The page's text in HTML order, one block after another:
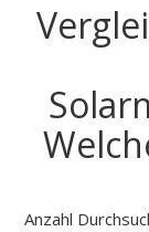
Anzahl